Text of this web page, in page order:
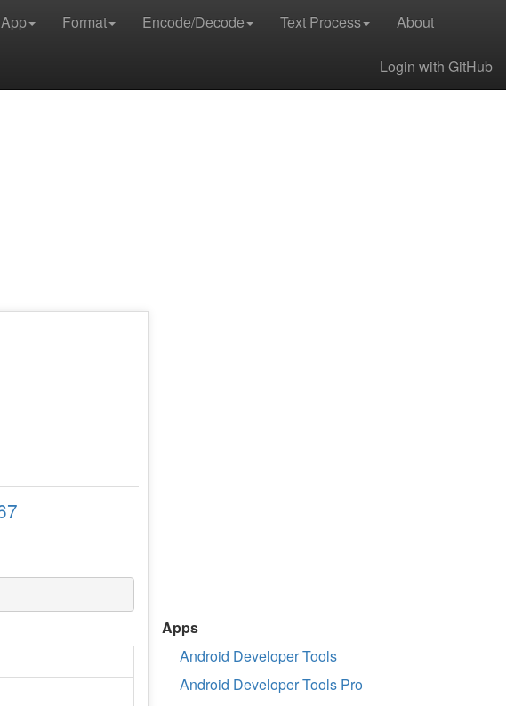
Format Encode/Decode Text Process About
Login with GitHub
Apps
Android Developer Tools
Android Developer Tools Pro